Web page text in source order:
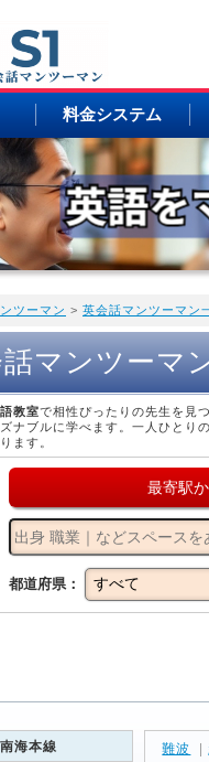
料金システム
ツーマン > 英会話マンツーマン
マンツーマ
教室で相性ぴったりの先生を見
ナブルに学べます。一人ひとり
ます。
最寄駅
都道府県：
南海本線 難波 |